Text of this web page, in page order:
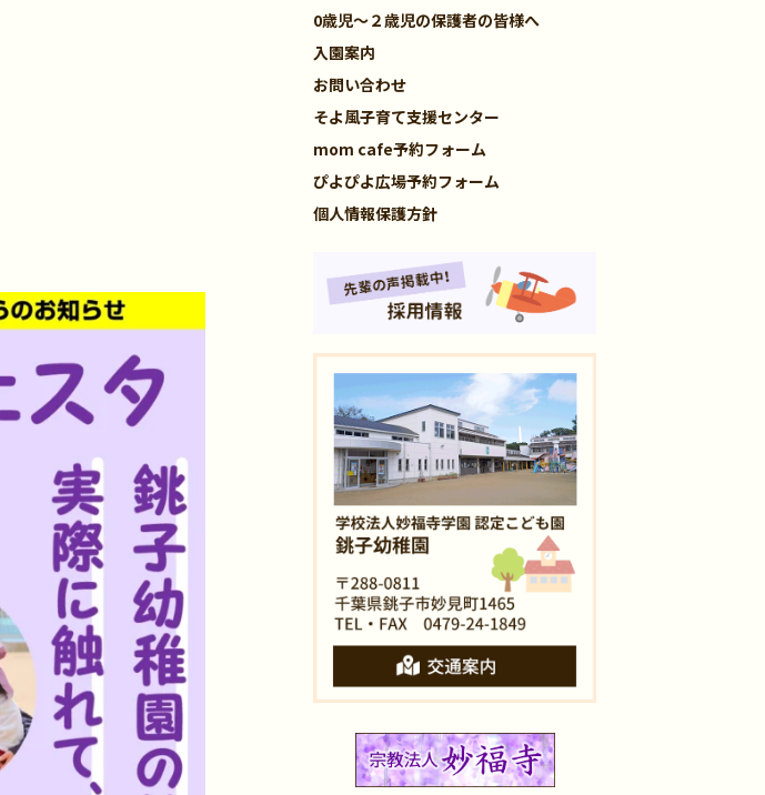
0歳児～２歳児の保護者の皆様へ
入園案内
お問い合わせ
そよ風子育て支援センター
mom cafe予約フォーム
ぴよぴよ広場予約フォーム
個人情報保護方針